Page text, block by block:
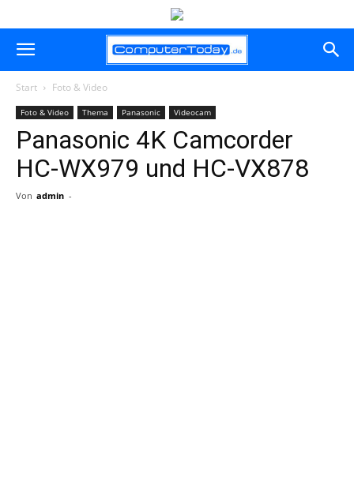
Start Foto & Video
Foto & Video Thema Panasonic Videocam
Panasonic 4K Camcorder
HC-WX979 und HC-VX878
Von admin -